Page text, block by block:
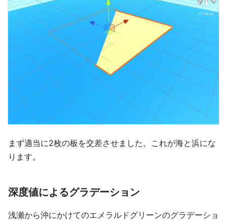
まず適当に2枚の板を交差させました。これが海と浜にな
ります。
深度値によるグラデーション
浅瀬から沖にかけてのエメラルドグリーンのグラデーショ